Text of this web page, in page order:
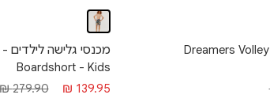
מכנסי גלישה לילדים - Dreamers Volley
Boardshort - Kids
מחיר מבצע
139.95 ₪ מחיר רגיל
279.90 ₪